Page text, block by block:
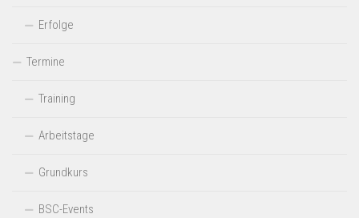
Erfolge
Termine
Training
Arbeitstage
Grundkurs
BSC-Events